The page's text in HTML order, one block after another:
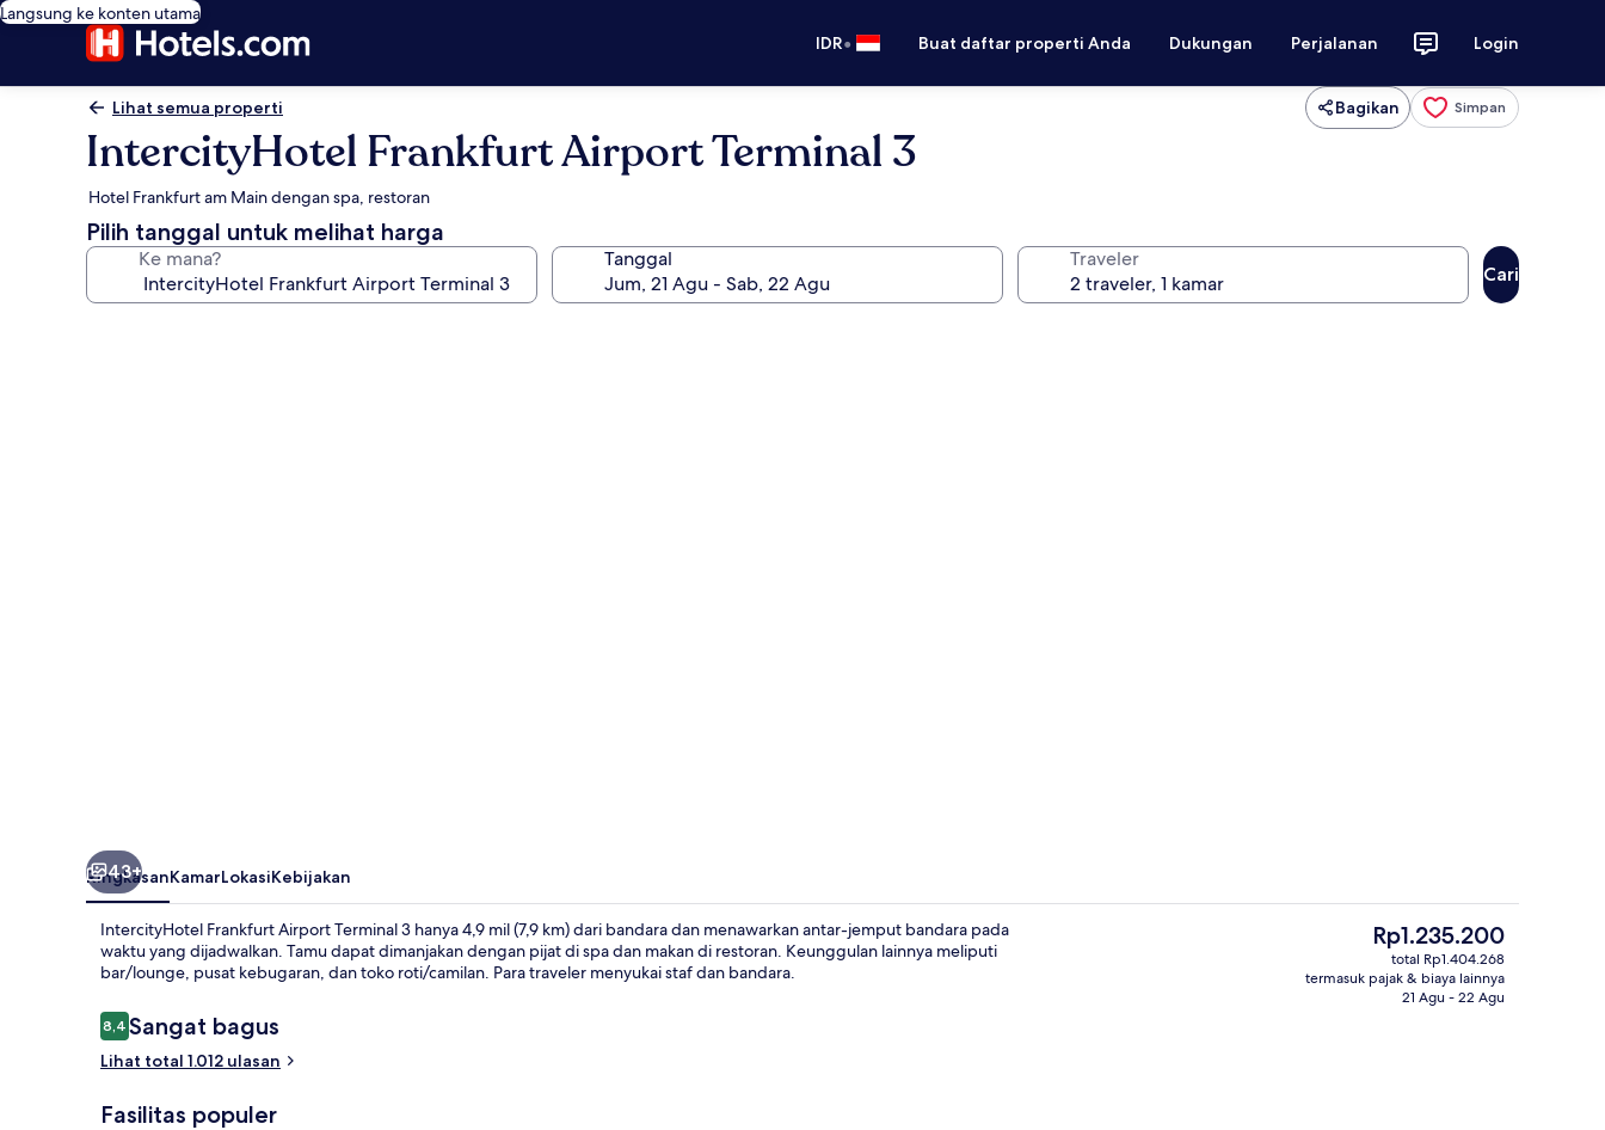
Langsung ke konten utama
IDR• Buat daftar properti Anda Dukungan Perjalanan Login
Lihat semua properti Bagikan Simpan
IntercityHotel Frankfurt Airport Terminal 3
Hotel Frankfurt am Main dengan spa, restoran
Pilih tanggal untuk melihat harga
Ke mana? Tanggal Traveler
Cari
Eksterior
43+
RingkasanKamarLokasiKebijakan
IntercityHotel Frankfurt Airport Terminal 3 hanya 4,9 mil (7,9 km) dari bandara dan menawarkan antar-jemput bandara pada
waktu yang dijadwalkan. Tamu dapat dimanjakan dengan pijat di spa dan makan di restoran. Keunggulan lainnya meliputi
bar/lounge, pusat kebugaran, dan toko roti/camilan. Para traveler menyukai staf dan bandara.
Ulasan
8,48,4 dari 10
Sangat bagus
Lihat total 1.012 ulasan
Fasilitas populer
Harga
saat
ini
Rp1.235.200
Rp1.235.200
total Rp1.404.268
termasuk pajak & biaya lainnya
21 Agu - 22 Agu